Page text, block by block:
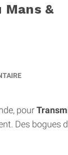
Mans &
pour
Des bogues